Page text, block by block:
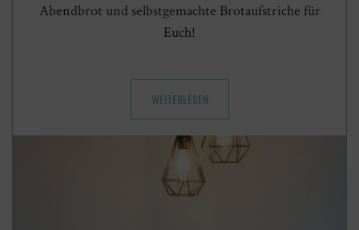
Abendbrot und selbstgemachte Brotaufstriche für
Euch!
WEITERLESEN